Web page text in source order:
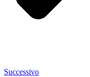
Successivo